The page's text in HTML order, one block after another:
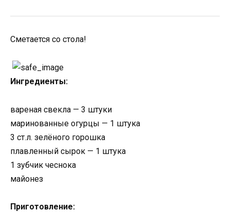
Сметается со стола!
Ингредиенты:
вареная свекла — 3 штуки
маринованные огурцы — 1 штука
3 ст.л. зелёного горошка
плавленный сырок — 1 штука
1 зубчик чеснока
майонез
Приготовление: